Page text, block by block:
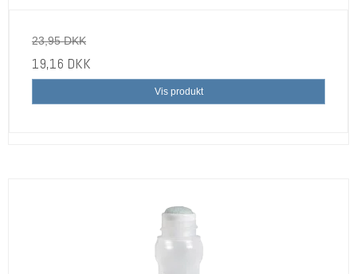
23,95 DKK
19,16 DKK
Vis produkt